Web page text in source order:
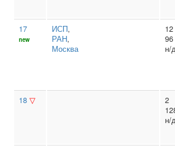
17
new
ИСП,
РАН,
Москва
12
96
н/
18 ▽
2
н/